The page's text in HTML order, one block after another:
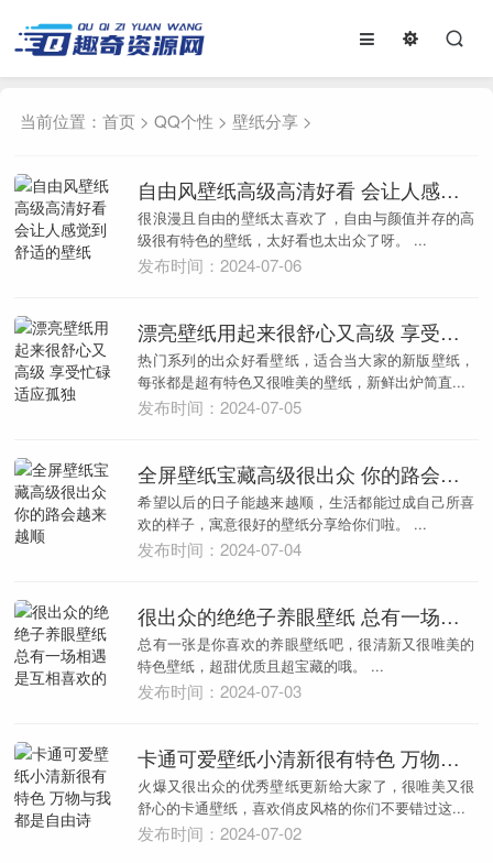
当前位置：首页 >QQ个性 > 壁纸分享 >
自由风壁纸高级高清好看 会让人感觉到舒适的壁纸
很浪漫且自由的壁纸太喜欢了，自由与颜值并存的高
级很有特色的壁纸，太好看也太出众了呀。 ...
发布时间：2024-07-06
漂亮壁纸用起来很舒心又高级 享受忙碌适应孤独
热门系列的出众好看壁纸，适合当大家的新版壁纸，
每张都是超有特色又很唯美的壁纸，新鲜出炉简直...
发布时间：2024-07-05
全屏壁纸宝藏高级很出众 你的路会越来越顺
希望以后的日子能越来越顺，生活都能过成自己所喜
欢的样子，寓意很好的壁纸分享给你们啦。 ...
发布时间：2024-07-04
很出众的绝绝子养眼壁纸 总有一场相遇是互相喜欢的
总有一张是你喜欢的养眼壁纸吧，很清新又很唯美的
特色壁纸，超甜优质且超宝藏的哦。 ...
发布时间：2024-07-03
卡通可爱壁纸小清新很有特色 万物与我都是自由诗
火爆又很出众的优秀壁纸更新给大家了，很唯美又很
舒心的卡通壁纸，喜欢俏皮风格的你们不要错过这...
发布时间：2024-07-02